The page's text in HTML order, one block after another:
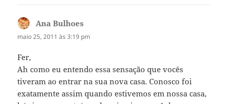
Ana Bulhoes
maio 25, 2011 às 3:19 pm
Fer,
Ah como eu entendo essa sensação que vocês
tiveram ao entrar na sua nova casa. Conosco foi
exatamente assim quando estivemos em nossa casa,